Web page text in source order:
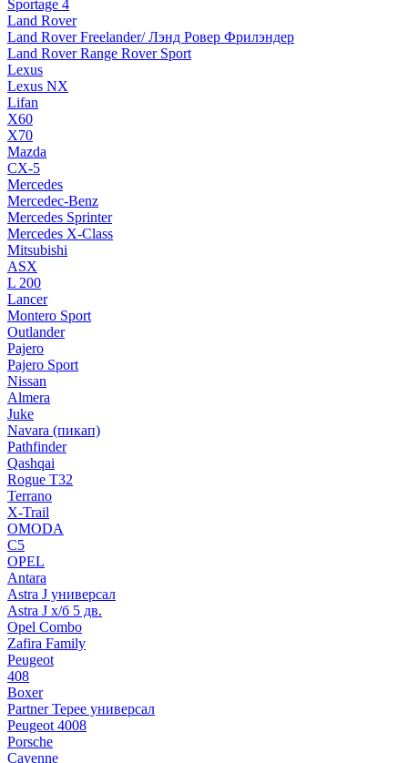
Sportage 4
Land Rover
Land Rover Freelander/ Лэнд Ровер Фрилэндер
Land Rover Range Rover Sport
Lexus
Lexus NX
Lifan
X60
X70
Mazda
CX-5
Mercedes
Mercedec-Benz
Mercedes Sprinter
Mercedes X-Class
Mitsubishi
ASX
L 200
Lancer
Montero Sport
Outlander
Pajero
Pajero Sport
Nissan
Almera
Juke
Navara (пикап)
Pathfinder
Qashqai
Rogue T32
Terrano
X-Trail
OMODA
C5
OPEL
Antara
Astra J универсал
Astra J х/б 5 дв.
Opel Combo
Zafira Family
Peugeot
408
Boxer
Partner Tepee универсал
Peugeot 4008
Porsche
Cayenne